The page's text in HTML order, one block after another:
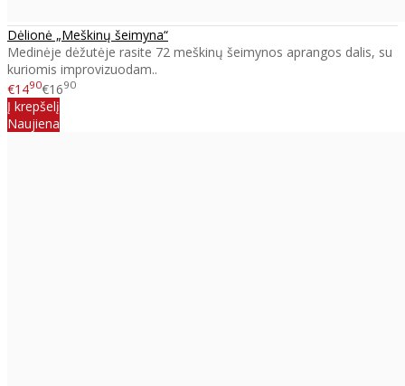
Dėlionė „Meškinų šeimyna“
Medinėje dėžutėje rasite 72 meškinų šeimynos aprangos dalis, su
kuriomis improvizuodam..
€1490€1690
Į krepšelį
Naujiena